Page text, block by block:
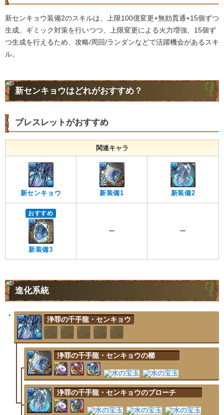
新センキョウ装備2のスキルは、上限100億変更+無効貫通+15個ずつ
生成。ギミック対策を行いつつ、上限変更による火力増強、15個ず
つ生成を行えるため、攻略/周回/ランダンなどで活躍機会があるスキ
ル。
新センキョウはどれがおすすめ？
ブレスレットがおすすめ
関連キャラ
新センキョウ 新装備1 新装備2
おすすめ
新装備3
ー ー
進化系統
浄罪の千手龍・センキョウ
浄罪の千手龍・センキョウの櫛
浄罪の千手龍・センキョウのブローチ